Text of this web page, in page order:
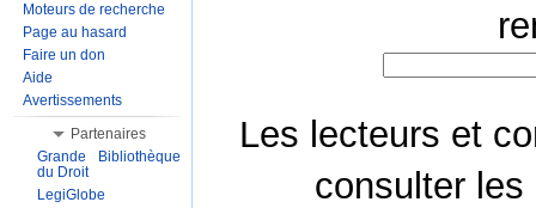
Les lecteurs et
consulter les
Moteurs de recherche
Page au hasard
Faire un don
Aide
Avertissements
Partenaires
Grande Bibliothèque
du Droit
LegiGlobe